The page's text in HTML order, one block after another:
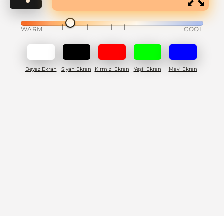
WARM COOL
Beyaz Ekran Siyah Ekran Kırmızı Ekran Yeşil Ekran Mavi Ekran